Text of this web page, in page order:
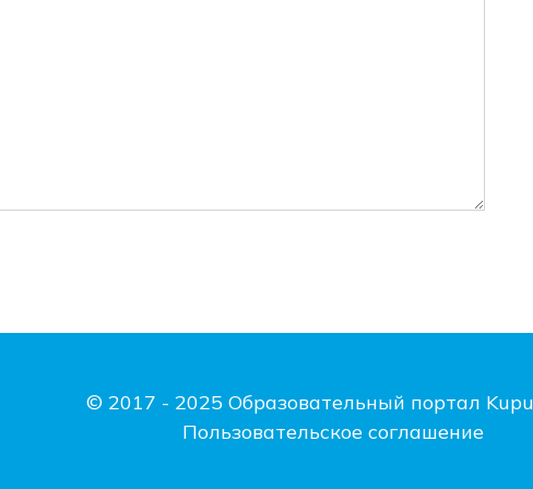
© 2017 - 2025 Образовательный портал
Пользовательское соглашение